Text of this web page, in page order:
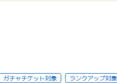
ガチャチケット対象 ランクアップ対象